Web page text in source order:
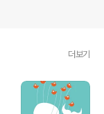
더보기